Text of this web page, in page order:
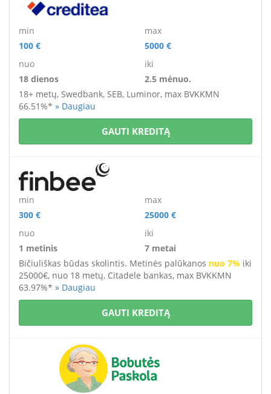
min
100 €
max
5000 €
nuo
18 dienos
iki
2.5 mėnuo.
18+ metų, Swedbank, SEB, Luminor, max BVKKMN
66.51%* » Daugiau
GAUTI KREDITĄ
min
300 €
max
25000 €
nuo
1 metinis
iki
7 metai
Bičiuliškas būdas skolintis. Metinės palūkanos nuo 7% iki
25000€, nuo 18 metų, Citadele bankas, max BVKKMN
63.97%* » Daugiau
GAUTI KREDITĄ